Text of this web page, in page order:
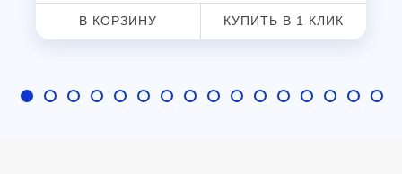
В КОРЗИНУ КУПИТЬ В 1 КЛИК